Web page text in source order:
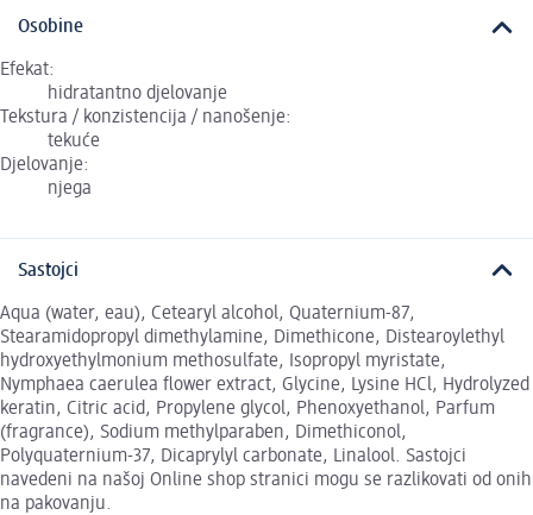
Osobine
Efekat:
hidratantno djelovanje
Tekstura / konzistencija / nanošenje:
tekuće
Djelovanje:
njega
Sastojci
Aqua (water, eau), Cetearyl alcohol, Quaternium-87,
Stearamidopropyl dimethylamine, Dimethicone, Distearoylethyl
hydroxyethylmonium methosulfate, Isopropyl myristate,
Nymphaea caerulea flower extract, Glycine, Lysine HCl, Hydrolyzed
keratin, Citric acid, Propylene glycol, Phenoxyethanol, Parfum
(fragrance), Sodium methylparaben, Dimethiconol,
Polyquaternium-37, Dicaprylyl carbonate, Linalool. Sastojci
navedeni na našoj Online shop stranici mogu se razlikovati od onih
na pakovanju.